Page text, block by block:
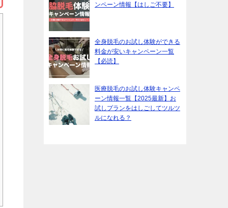
ンペーン情報【はしご不要】
全身脱毛のお試し体験ができる
料金が安いキャンペーン一覧
【必読】
医療脱毛のお試し体験キャンペ
ーン情報一覧【2025最新】お
試しプランをはしごしてツルツ
ルになれる？